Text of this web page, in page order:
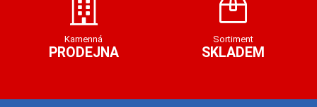
Kamenná
PRODEJNA
Sortiment
SKLADEM